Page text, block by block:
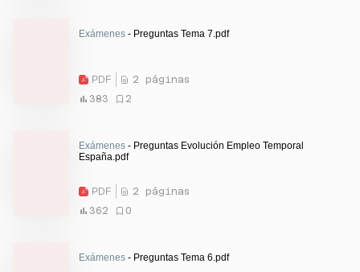
Exámenes - Preguntas Tema 7.pdf
PDF
2 páginas
383
2
Exámenes - Preguntas Evolución Empleo Temporal
España.pdf
PDF
2 páginas
362
0
Exámenes - Preguntas Tema 6.pdf